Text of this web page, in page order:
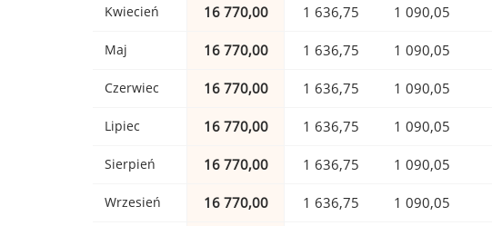
Kwiecień 16 770,00 1 636,75 1 090,05
Maj 16 770,00 1 636,75 1 090,05
Czerwiec 16 770,00 1 636,75 1 090,05
Lipiec 16 770,00 1 636,75 1 090,05
Sierpień 16 770,00 1 636,75 1 090,05
Wrzesień 16 770,00 1 636,75 1 090,05